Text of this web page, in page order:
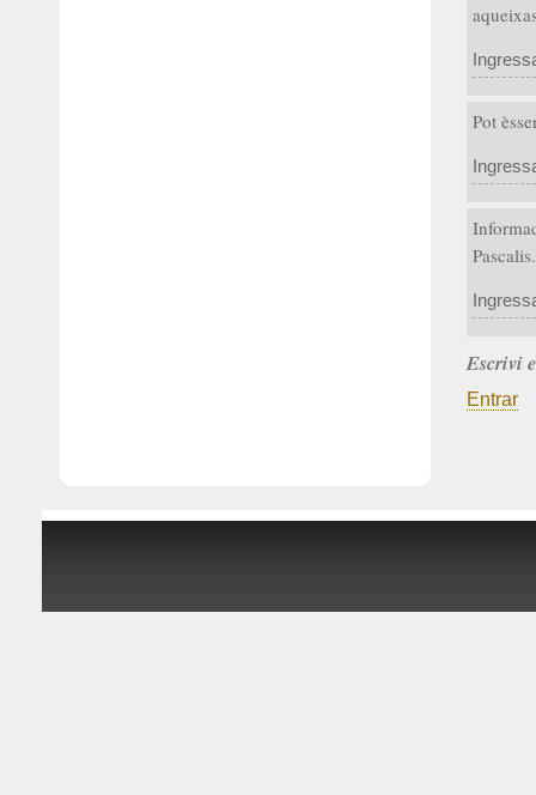
Pot
Pascalis.
Escrivi
Entrar